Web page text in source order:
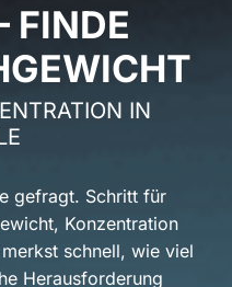
FINDE
IN
gefragt. Schritt für
Konzentration
schnell, wie viel
Herausforderung